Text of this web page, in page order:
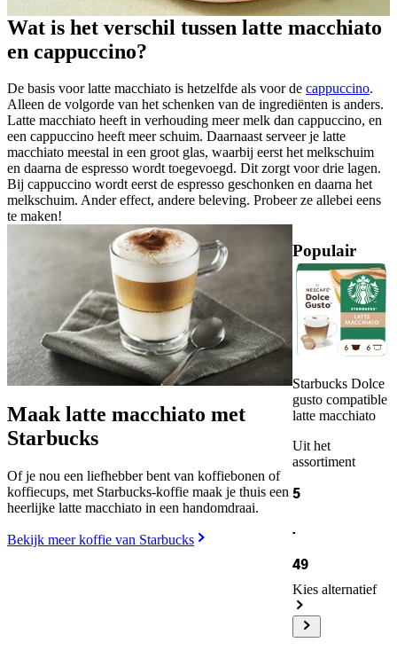
Wat is het verschil tussen latte macchiato
en cappuccino?
De basis voor latte macchiato is hetzelfde als voor de cappuccino.
Alleen de volgorde van het schenken van de ingrediënten is anders.
Latte macchiato heeft in verhouding meer melk dan cappuccino, en
een cappuccino heeft meer schuim. Daarnaast serveer je latte
macchiato meestal in een groot glas, waarbij eerst het melkschuim
en daarna de espresso wordt toegevoegd. Dit zorgt voor drie lagen.
Bij cappuccino wordt eerst de espresso geschonken en daarna het
melkschuim. Ander effect, andere beleving. Probeer ze allebei eens
te maken!
Maak latte macchiato met
Starbucks
Of je nou een liefhebber bent van koffiebonen of
koffiecups, met Starbucks-koffie maak je thuis een
heerlijke latte macchiato in een handomdraai.
Bekijk meer koffie van Starbucks
Populair
Starbucks Dolce
gusto compatible
latte macchiato
Uit het
assortiment
5
.
49
Kies alternatief